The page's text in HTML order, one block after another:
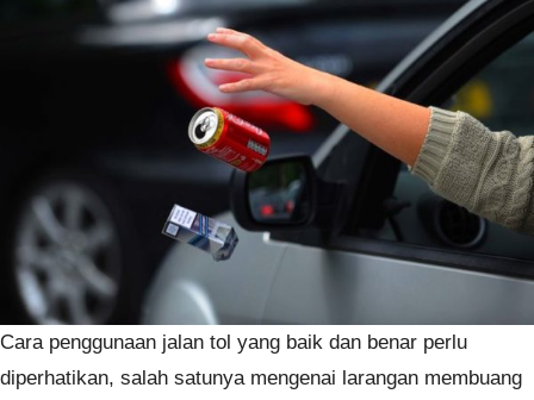
Cara penggunaan jalan tol yang baik dan benar perlu
diperhatikan, salah satunya mengenai larangan membuang